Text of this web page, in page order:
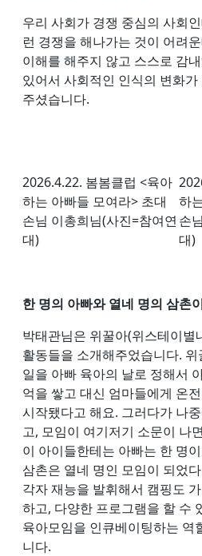
우리 사회가 경쟁 중심의 사회
런 경쟁을 해나가는 것이 어려
이해를 해주지 않고 스스로 감
있어서 사회적인 인식의 변화
주셨습니다.
2026.4.22. 봄봄클럽 <육아
하는 아빠들 모여라> 초대
손님 이총희님(사진=참여연
대)
하
손
대)
한 명의 아빠와 열네 명의 삼촌
박태관님은 위꿀아(위스테이별
활동들을 소개해주었습니다.
일을 아빠 육아의 날로 정해서
억을 쌓고 대신 엄마들에게 온
시작됐다고 해요. 그러다가 나
고, 모임이 여기저기 소문이 나
이 아이들한테는 아빠는 한 명
삼촌은 열네 명인 모임이 되었
각자 재능을 발휘해서 캠핑도
하고, 다양한 프로그램을 할 수
육아모임을 인큐베이팅하는 역
니다.